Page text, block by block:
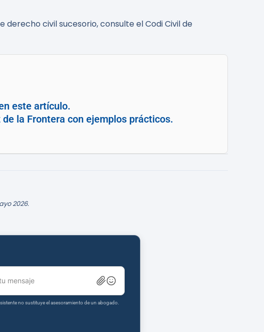
derecho civil sucesorio, consulte el Codi Civil de
este artículo.
la Frontera con ejemplos prácticos.
2026.
mensaje
no sustituye el asesoramiento de un abogado.